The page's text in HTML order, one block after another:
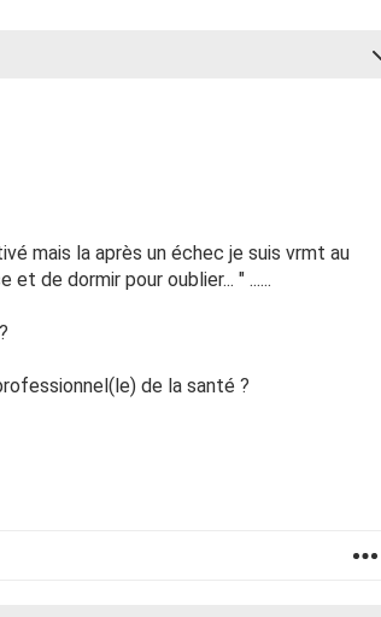
mais la après un échec je suis vrmt au
de dormir pour oublier... " ......
de la santé ?